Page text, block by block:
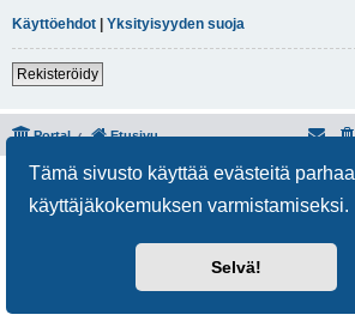
Tämä sivusto käyttää evästeitä
käyttäjäkokemuksen varmistamiseksi.
Selvä!
Käyttöehdot | Yksityisyyden suoja
Rekisteröidy
Portal Etusivu
Keskustelufoorumin ohjelmistophpBB® Forum
Käännös: phpBB Suomi (lurttinen,